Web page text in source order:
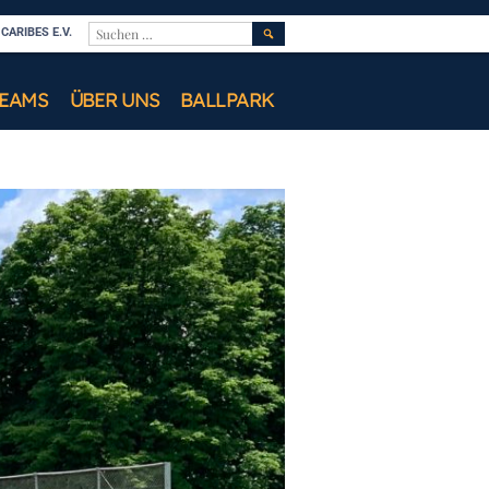
E.V.
ÜBER UNS BALLPARK
SUCHEN